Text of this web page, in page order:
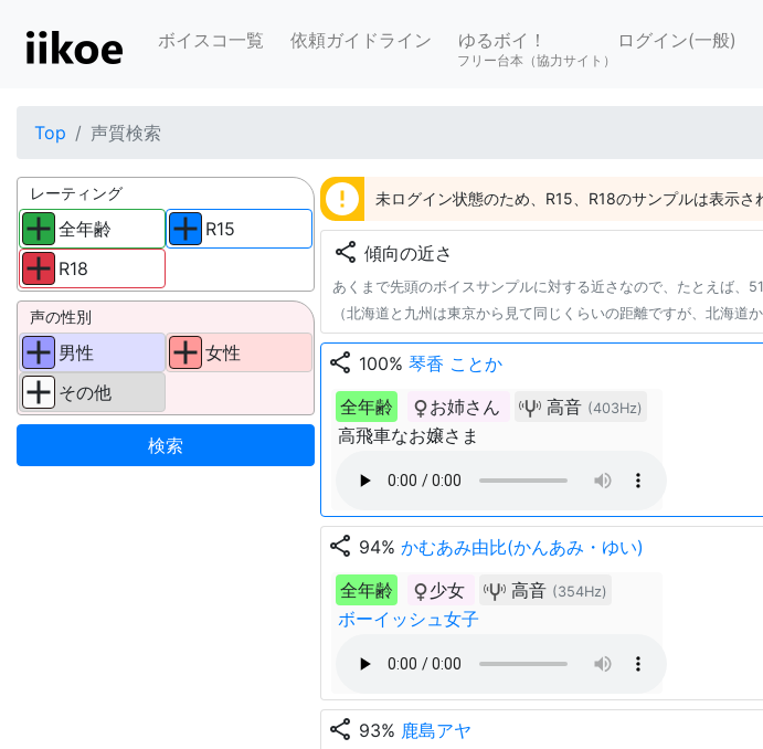
ボイスコ一覧 依頼ガイドライン ゆるボイ！
フリー台本（協力サイト）
ログイン(一般)
Top 声質検索
レーティング
全年齢
R18
R15
声の性別
男性
その他
女性
error 未ログイン状態のため、R15、R18のサンプルは表示さ
share 傾向の近さ
あくまで先頭のボイスサンプルに対する近さなので、たとえば、
（北海道と九州は東京から見て同じくらいの距離ですが、北海道
share 100% 琴香 ことか
全年齢
お姉さん 高音 (403Hz)
高飛車なお嬢さま
share 94% かむあみ由比(かんあみ・ゆい)
全年齢
少女 高音 (354Hz)
ボーイッシュ女子
share 93% 鹿島アヤ